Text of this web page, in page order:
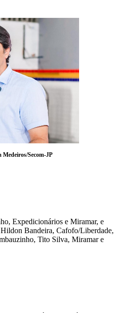
Secom-JP
Expedicionários e Miramar, e
Bandeira, Cafofo/Liberdade,
Tito Silva, Miramar e